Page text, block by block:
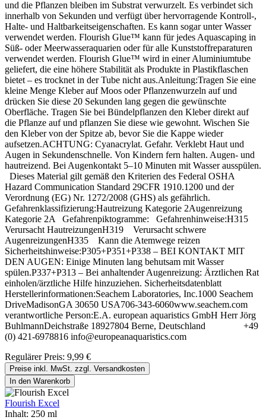
und die Pflanzen bleiben im Substrat verwurzelt. Es verbindet sich
innerhalb von Sekunden und verfügt über hervorragende Kontroll-,
Halte- und Haltbarkeitseigenschaften. Es kann sogar unter Wasser
verwendet werden. Flourish Glue™ kann für jedes Aquascaping in
Süß- oder Meerwasseraquarien oder für alle Kunststoffreparaturen
verwendet werden. Flourish Glue™ wird in einer Aluminiumtube
geliefert, die eine höhere Stabilität als Produkte in Plastikflaschen
bietet – es trocknet in der Tube nicht aus.Anleitung:Tragen Sie eine
kleine Menge Kleber auf Moos oder Pflanzenwurzeln auf und
drücken Sie diese 20 Sekunden lang gegen die gewünschte
Oberfläche. Tragen Sie bei Bündelpflanzen den Kleber direkt auf
die Pflanze auf und pflanzen Sie diese wie gewohnt. Wischen Sie
den Kleber von der Spitze ab, bevor Sie die Kappe wieder
aufsetzen.ACHTUNG: Cyanacrylat. Gefahr. Verklebt Haut und
Augen in Sekundenschnelle. Von Kindern fern halten. Augen- und
hautreizend. Bei Augenkontakt 5–10 Minuten mit Wasser ausspülen.
Dieses Material gilt gemäß den Kriterien des Federal OSHA
Hazard Communication Standard 29CFR 1910.1200 und der
Verordnung (EG) Nr. 1272/2008 (GHS) als gefährlich.
Gefahrenklassifizierung:Hautreizung Kategorie 2Augenreizung
Kategorie 2A Gefahrenpiktogramme: Gefahrenhinweise:H315
Verursacht HautreizungenH319 Verursacht schwere
AugenreizungenH335 Kann die Atemwege reizen
Sicherheitshinweise:P305+P351+P338 – BEI KONTAKT MIT
DEN AUGEN: Einige Minuten lang behutsam mit Wasser
spülen.P337+P313 – Bei anhaltender Augenreizung: Ärztlichen Rat
einholen/ärztliche Hilfe hinzuziehen. Sicherheitsdatenblatt
Herstellerinformationen:Seachem Laboratories, Inc.1000 Seachem
DriveMadisonGA 30650 USA706-343-6060www.seachem.com
verantwortliche Person:E.A. european aquaristics GmbH Herr Jörg
BuhlmannDeichstraße 18927804 Berne, Deutschland +49
(0) 421-6978816 info@europeanaquaristics.com
Regulärer Preis: 9,99 €
Preise inkl. MwSt. zzgl. Versandkosten
In den Warenkorb
Flourish Excel
Inhalt: 250 ml